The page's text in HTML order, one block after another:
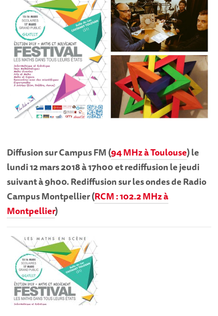
Diffusion sur Campus FM (94 MHz à Toulouse) le
lundi 12 mars 2018 à 17h00 et rediffusion le jeudi
suivant à 9h00.Rediffusion sur les ondes de Radio
Campus Montpellier (RCM : 102.2 MHz à
Montpellier)